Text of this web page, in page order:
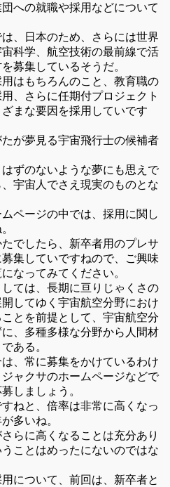
への就職や採用などについて
、日本のため、さらには世界
科学、航空技術の最前線で活
募集しているそうだ。
はもちろんのこと、教育職の
、さらに任期付プロジェクト
まな要因を採用していです
が夢見る宇宙飛行士の候補者
ずのないような夢にも思えで
宇宙人でさえ現実のものとな
ページの中では、採用に関し
でしたら、新卒者用のプレサ
集していですねので、ご興味
なってみてください。
ては、長期に亘りじゃくさの
してゆく宇宙航空分野におけ
とを前提として、宇宙航空分
、多種多様な分野から人間材
ある。
、常に募集をかけているわけ
ャクサのホームページなどで
しましょう。
ねと、倍率は非常に高くなっ
多いね。
らに高くなることは充分あり
ことはめったにないのではな
について、前回は、新卒者と